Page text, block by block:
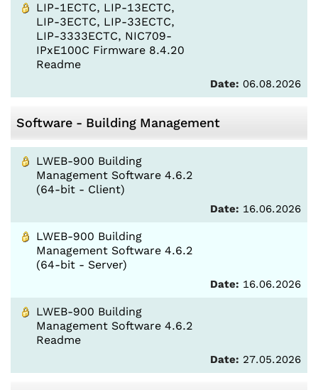
LIP-1ECTC, LIP-13ECTC,
LIP-3ECTC, LIP-33ECTC,
LIP-3333ECTC, NIC709-
IPxE100C Firmware 8.4.20
Readme
Date: 06.08.2026
Software - Building Management
LWEB-900 Building
Management Software 4.6.2
(64-bit - Client)
Date: 16.06.2026
LWEB-900 Building
Management Software 4.6.2
(64-bit - Server)
Date: 16.06.2026
LWEB-900 Building
Management Software 4.6.2
Readme
Date: 27.05.2026